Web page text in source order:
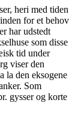
heri med tiden
for et behov
har udstedt
som disse
tid under
viser den
la den eksogene
Som
gysser og korte